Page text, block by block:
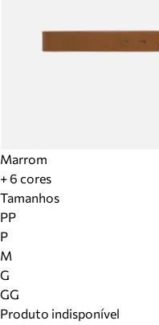
Marrom
+ 6 cores
Tamanhos
PP
P
M
G
GG
Produto indisponível